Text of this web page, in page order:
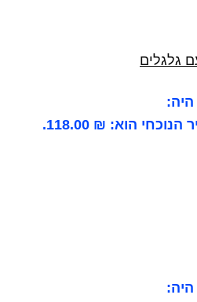
הוא: ₪ 118.00.